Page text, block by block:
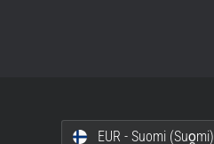
EUR - Suomi (Suo̯mi)